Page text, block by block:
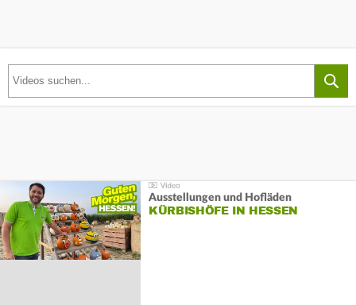
Ausstellungen und Hofläden
KÜRBISHÖFE IN HESSEN